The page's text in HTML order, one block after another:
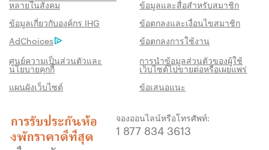
หลายในสังคม
ข้อมูลและสื่อสำหรับสมาชิก
ข้อมูลเกี่ยวกับองค์กร IHG
ข้อตกลงและเงื่อนไขสมาชิก
AdChoices
ข้อตกลงการใช้งาน
ศูนย์ความเป็นส่วนตัวและ
นโยบายคุกกี้
การนำข้อมูลส่วนตัวของผู้ใช้
เว็บไซต์ไปขายต่อหรือเผยแพร่
แผนผังเว็บไซต์
ข้อเสนอแนะ
จองออนไลน์หรือโทรศัพท์:
1 877 834 3613
สิทธิประโชน์เมื่อจองกับเรา
การรับประกันห้องพักราคาดีที่สุด
เราสัญญาว่าคุณจะได้รับราคาต่ำที่สุดทาง
ออนไลน์ มิฉะนั้น เราจะปรับให้ตรงกับราคาที่ถูก
กว่า พร้อมให้คะแนน IHG® One Rewards แก่
รับประกันการจองทางออนไลน์
รับประกันห้องพักของคุณแล้ว